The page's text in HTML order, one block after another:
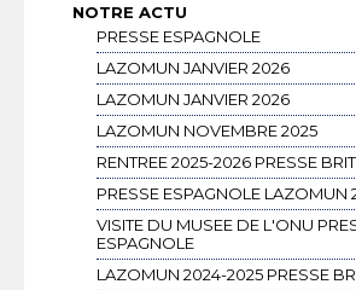
NOTRE ACTU
PRESSE ESPAGNOLE
LAZOMUN JANVIER 2026
LAZOMUN JANVIER 2026
LAZOMUN NOVEMBRE 2025
RENTREE 2025-2026 PRESSE
PRESSE ESPAGNOLE LAZOMUN
VISITE DU MUSEE DE L'ONU
ESPAGNOLE
LAZOMUN 2024-2025 PRESSE